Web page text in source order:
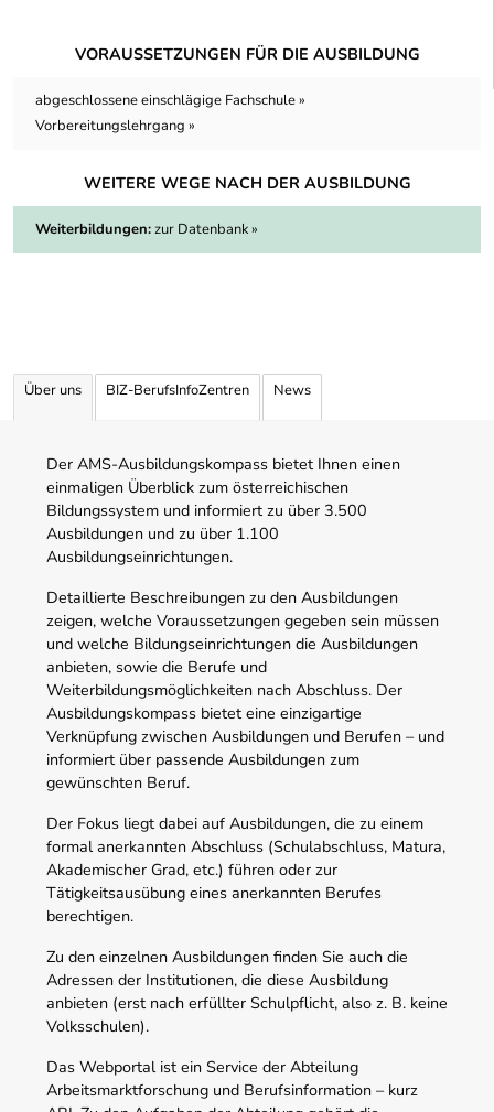
VORAUSSETZUNGEN FÜR DIE AUSBILDUNG
abgeschlossene einschlägige Fachschule »
Vorbereitungslehrgang »
WEITERE WEGE NACH DER AUSBILDUNG
Weiterbildungen:zur Datenbank »
Über uns BIZ-BerufsInfoZentren News
Der AMS-Ausbildungskompass bietet Ihnen einen
einmaligen Überblick zum österreichischen
Bildungssystem und informiert zu über 3.500
Ausbildungen und zu über 1.100
Ausbildungseinrichtungen.
Detaillierte Beschreibungen zu den Ausbildungen
zeigen, welche Voraussetzungen gegeben sein müssen
und welche Bildungseinrichtungen die Ausbildungen
anbieten, sowie die Berufe und
Weiterbildungsmöglichkeiten nach Abschluss. Der
Ausbildungskompass bietet eine einzigartige
Verknüpfung zwischen Ausbildungen und Berufen – und
informiert über passende Ausbildungen zum
gewünschten Beruf.
Der Fokus liegt dabei auf Ausbildungen, die zu einem
formal anerkannten Abschluss (Schulabschluss, Matura,
Akademischer Grad, etc.) führen oder zur
Tätigkeitsausübung eines anerkannten Berufes
berechtigen.
Zu den einzelnen Ausbildungen finden Sie auch die
Adressen der Institutionen, die diese Ausbildung
anbieten (erst nach erfüllter Schulpflicht, also z. B. keine
Volksschulen).
Das Webportal ist ein Service der Abteilung
Arbeitsmarktforschung und Berufsinformation – kurz